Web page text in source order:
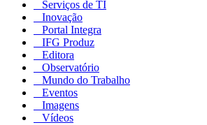
Serviços de TI
Inovação
Portal Integra
IFG Produz
Editora
Observatório
Mundo do Trabalho
Eventos
Imagens
Vídeos